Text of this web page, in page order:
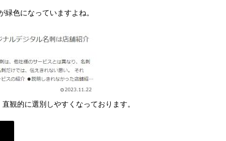
色になっていますよね。
観的に選別しやすくなっております。